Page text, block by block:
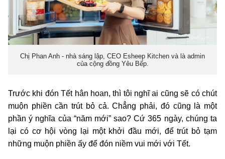
Chị Phan Anh - nhà sáng lập, CEO Esheep Kitchen và là admin
của cộng đồng Yêu Bếp.
Trước khi đón Tết hân hoan, thì tôi nghĩ ai cũng sẽ có chút
muộn phiền cần trút bỏ cả. Chẳng phải, đó cũng là một
phần ý nghĩa của “năm mới” sao? Cứ 365 ngày, chúng ta
lại có cơ hội vòng lại một khởi đầu mới, để trút bỏ tạm
những muộn phiền ấy để đón niềm vui mới với Tết.